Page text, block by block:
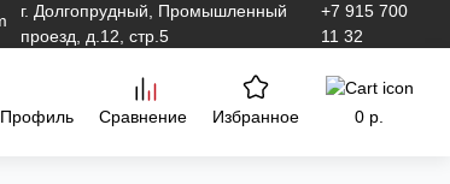
г. Долгопрудный, Промышленный
проезд, д.12, стр.5
+7 915 700
11 32
Профиль Сравнение Избранное 0 р.